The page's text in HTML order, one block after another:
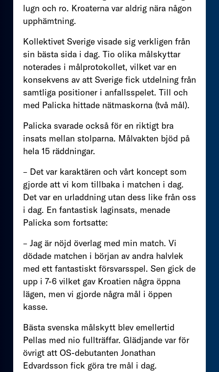
lugn och ro. Kroaterna var aldrig nära någon
upphämtning.
Kollektivet Sverige visade sig verkligen från
sin bästa sida i dag. Tio olika målskyttar
noterades i målprotokollet, vilket var en
konsekvens av att Sverige fick utdelning från
samtliga positioner i anfallsspelet. Till och
med Palicka hittade nätmaskorna (två mål).
Palicka svarade också för en riktigt bra
insats mellan stolparna. Målvakten bjöd på
hela 15 räddningar.
– Det var karaktären och vårt koncept som
gjorde att vi kom tillbaka i matchen i dag.
Det var en urladdning utan dess like från oss
i dag. En fantastisk laginsats, menade
Palicka som fortsatte:
– Jag är nöjd överlag med min match. Vi
dödade matchen i början av andra halvlek
med ett fantastiskt försvarsspel. Sen gick de
upp i 7-6 vilket gav Kroatien några öppna
lägen, men vi gjorde några mål i öppen
kasse.
Bästa svenska målskytt blev emellertid
Pellas med nio fullträffar. Glädjande var för
övrigt att OS-debutanten Jonathan
Edvardsson fick göra tre mål i dag.